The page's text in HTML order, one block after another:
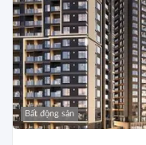
Bất động sản